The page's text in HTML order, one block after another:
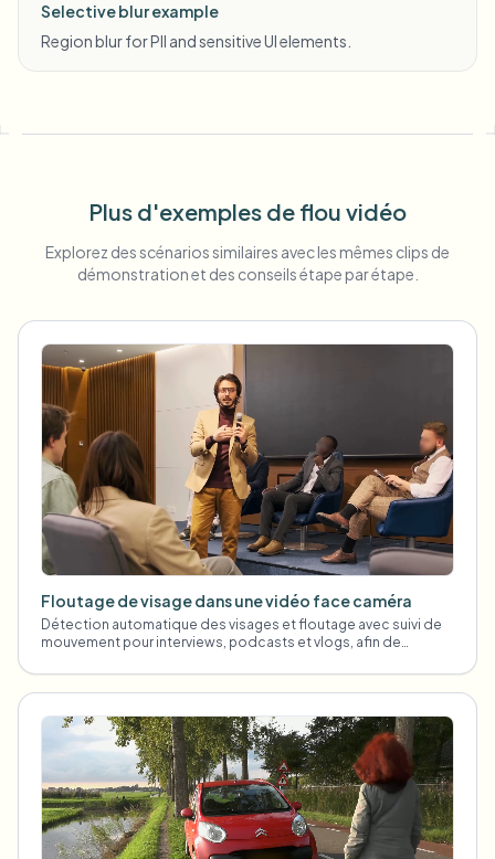
Selective blur example
Region blur for PII and sensitive UI elements.
Plus d'exemples de flou vidéo
Explorez des scénarios similaires avec les mêmes clips de
démonstration et des conseils étape par étape.
Floutage de visage dans une vidéo face caméra
Détection automatique des visages et floutage avec suivi de
mouvement pour interviews, podcasts et vlogs, afin de